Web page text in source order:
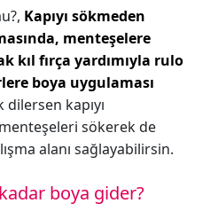
Kapıyı sökmeden
menteşelere
kıl fırça yardımıyla rulo
boya uygulaması
dilersen kapıyı
sökerek de
alanı sağlayabilirsin.
boya gider?